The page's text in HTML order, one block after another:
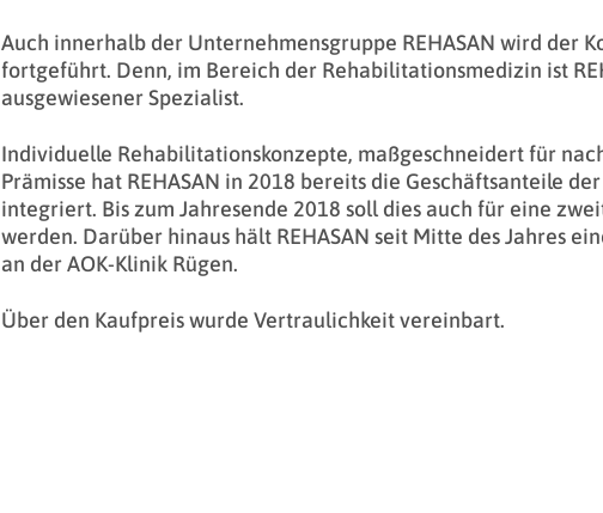
Auch innerhalb der Unternehmensgruppe REHASAN wird der
fortgeführt. Denn, im Bereich der Rehabilitationsmedizin ist
ausgewiesener Spezialist.
Individuelle Rehabilitationskonzepte, maßgeschneidert für
Prämisse hat REHASAN in 2018 bereits die Geschäftsanteile
integriert. Bis zum Jahresende 2018 soll dies auch für eine
werden. Darüber hinaus hält REHASAN seit Mitte des Jahres
an der AOK-Klinik Rügen.
Über den Kaufpreis wurde Vertraulichkeit vereinbart.